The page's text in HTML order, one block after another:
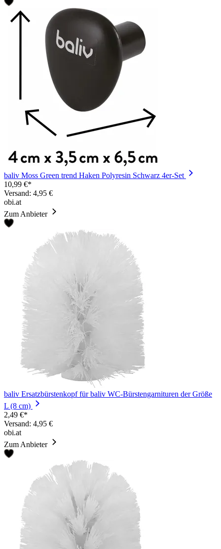
baliv Moss Green trend Haken Polyresin Schwarz 4er-Set
10,99 €*
Versand: 4,95 €
obi.at
Zum Anbieter
baliv Ersatzbürstenkopf für baliv WC-Bürstengarnituren der Größe
L (8 cm)
2,49 €*
Versand: 4,95 €
obi.at
Zum Anbieter